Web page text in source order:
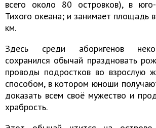
всего около 80 островков), в
Тихого океана; и занимает площадь
км.
Здесь среди аборигенов
сохранился обычай праздновать
проводы подростков во взрослую
способом, в котором юноши
доказать всем своё мужество и
храбрость.